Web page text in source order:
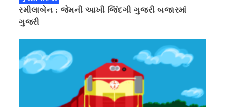
રમીલાબેન : જેમની આખી જિંદગી ગુજરી બજારમાં
ગુજરી